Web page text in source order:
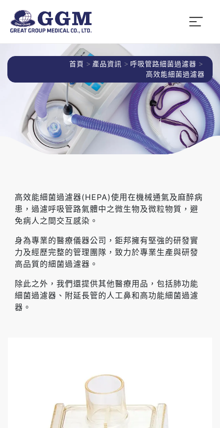
首頁 產品資訊
呼吸管路細菌過濾器
高效能細菌過濾器
高效能細菌過濾器(HEPA)使用在機械通氣及麻醉病
患，過濾呼吸管路氣體中之微生物及微粒物質，避
免病人之間交互感染。
身為專業的醫療儀器公司，鉅邦擁有堅強的研發實
力及經歷完整的管理團隊，致力於專業生產與研發
高品質的細菌過濾器。
除此之外，我們還提供其他醫療用品，包括肺功能
細菌過濾器、附延長管的人工鼻和高功能細菌過濾
器。